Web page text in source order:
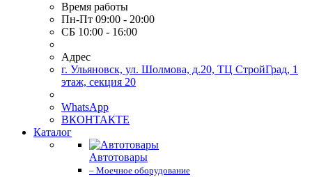
Время работы
Пн-Пт 09:00 - 20:00
СБ 10:00 - 16:00
Адрес
г. Ульяновск, ул. Шолмова, д.20, ТЦ СтройГрад, 1
этаж, секция 20
WhatsApp
ВКОНТАКТЕ
Каталог
Автотовары
– Моечное оборудование